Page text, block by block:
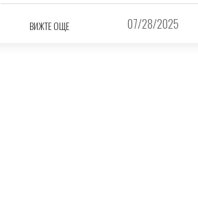
ВИЖТЕ ОЩЕ 07/28/2025